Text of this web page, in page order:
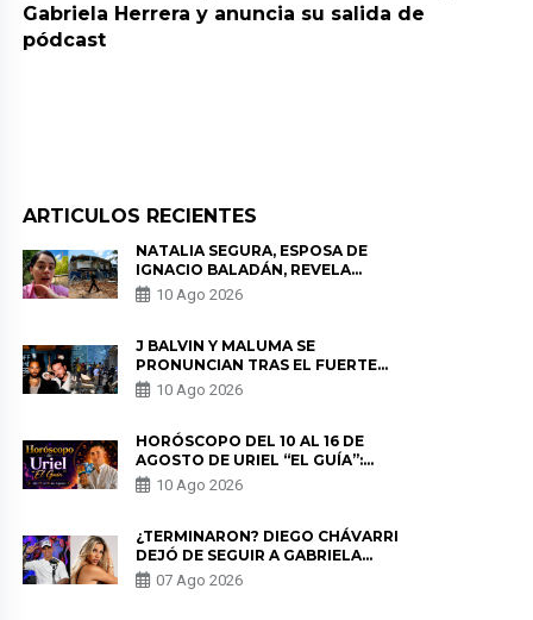
Gabriela Herrera y anuncia su salida de
pódcast
ARTICULOS RECIENTES
NATALIA SEGURA, ESPOSA DE
IGNACIO BALADÁN, REVELA
COMO VIVIÓ EL TERREMOTO EN
COLOMBIA: “NO ME PODÍA
10 Ago 2026
J BALVIN Y MALUMA SE
PRONUNCIAN TRAS EL FUERTE
TERREMOTO EN COLOMBIA:
“VAMOS A MOVERNOS PARA
10 Ago 2026
HORÓSCOPO DEL 10 AL 16 DE
AGOSTO DE URIEL “EL GUÍA”:
PREDICCIONES PARA TODOS LOS
SIGNOS DEL ZODIACO AQUÍ
10 Ago 2026
¿TERMINARON? DIEGO CHÁVARRI
DEJÓ DE SEGUIR A GABRIELA
HERRERA Y ANUNCIA SU SALIDA
DE PÓDCAST
07 Ago 2026